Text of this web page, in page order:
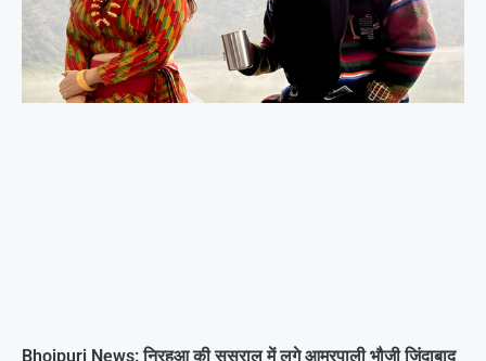
Bhojpuri News: निरहुआ की ससुराल में लगे आम्रपाली भौजी जिंदाबाद